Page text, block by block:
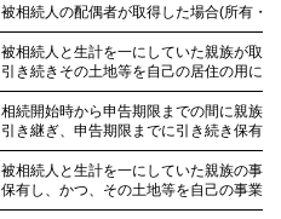
被相続人の配偶者が取得した場合(所有・
被相続人と生計を一にしていた親族が取
引き続きその土地等を自己の居住の用に
相続開始時から申告期限までの間に親族
引き継ぎ、申告期限までに引き続き保有
被相続人と生計を一にしていた親族の事
保有し、かつ、その土地等を自己の事業